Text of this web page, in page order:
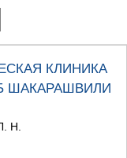
КЛИНИКА
ШАКАРАШВИЛИ
Н.